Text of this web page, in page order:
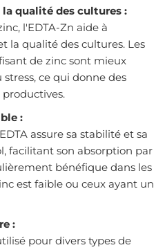
qualité des cultures :
l'EDTA-Zn aide à
la qualité des cultures. Les
de zinc sont mieux
ce qui donne des
:
assure sa stabilité et sa
facilitant son absorption par
bénéfique dans les
est faible ou ceux ayant un
:
pour divers types de